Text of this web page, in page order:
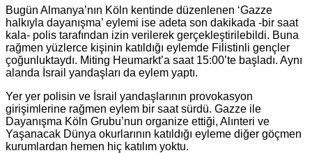
Bugün Almanya’nın Köln kentinde düzenlenen ‘Gazze
halkıyla dayanışma’ eylemi ise adeta son dakikada -bir saat
kala- polis tarafından izin verilerek gerçekleştirilebildi. Buna
rağmen yüzlerce kişinin katıldığı eylemde Filistinli gençler
çoğunluktaydı. Miting Heumarkt’a saat 15:00’te başladı. Aynı
alanda İsrail yandaşları da eylem yaptı.
Yer yer polisin ve İsrail yandaşlarının provokasyon
girişimlerine rağmen eylem bir saat sürdü. Gazze ile
Dayanışma Köln Grubu’nun organize ettiği, Alınteri ve
Yaşanacak Dünya okurlarının katıldığı eyleme diğer göçmen
kurumlardan hemen hiç katılım yoktu.